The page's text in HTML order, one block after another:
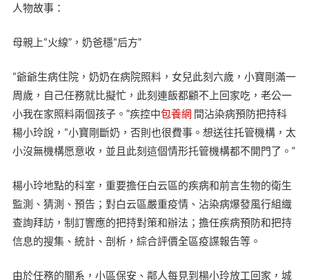
人物故事：
母親上“火線”，奶爸穩“后方”
“爺爺生病住院，奶奶在病院照料，女兒此刻六歲，小寶剛滿一
周歲，自己任務就比擬忙，此刻連飯都顧不上回家吃，老公一
小我在家照料兩個孩子。”疾控中包養網 間沾染病預防把持科
楊小玲說，“小寶剛斷奶，否則也很費事。想送往托管機構，太
小沒無機構愿意收，並且此刻這個情形托管機構都不開門了。”
楊小玲地點的科室，重要擔任白云區的疾病和前言生物的衛生
監測、猜測、預告；對白云區嚴重疫情、沾染病爆發風行組織
查詢拜訪，制訂響應的把持對策和辦法；擔任疾病預防和把持
信息的搜集、統計、剖析，綜合評價全區疫諜報告等。
由於任務的關系，小區保安、鄰人每見到楊小玲放工回家，城